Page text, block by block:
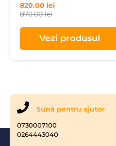
870.00lei
820.00 lei
Vezi produsul
Sună pentru ajutor
0730007100
0264443040